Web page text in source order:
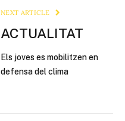
NEXT ARTICLE
ACTUALITAT
Els joves es mobilitzen en
defensa del clima